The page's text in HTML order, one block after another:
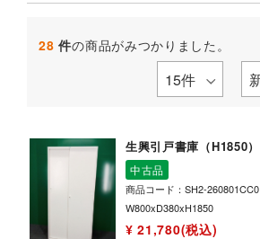
28 件の商品がみつかりました。
生興引戸書庫（H1850）
中古品
商品コード：SH2-260801CC0
W800xD380xH1850
¥ 21,780(税込)